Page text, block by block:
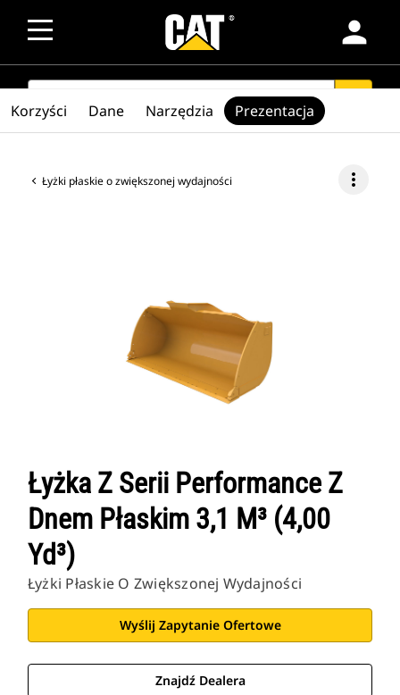
person
SEARCH
Łyżki płaskie o zwiększonej wydajności more_vert
Łyżka Z Serii Performance Z
Dnem Płaskim 3,1 M³ (4,00
Yd³)
Łyżki Płaskie O Zwiększonej Wydajności
Wyślij Zapytanie Ofertowe
Znajdź Dealera
Korzyści Dane Narzędzia Prezentacja